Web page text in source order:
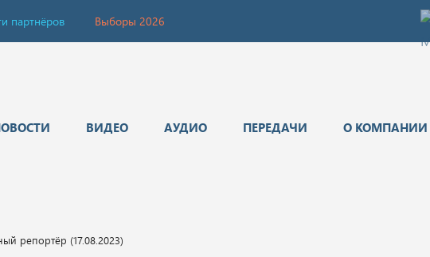
партнёров Выборы 2026
ВИДЕО АУДИО ПЕРЕДАЧИ О КОМПАНИИ
репортёр (17.08.2023)